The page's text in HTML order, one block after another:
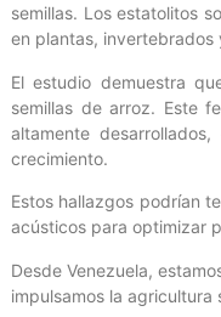
semillas. Los estatolitos
en plantas, invertebrados
El estudio demuestra
semillas de arroz. Este
altamente
crecimiento.
Estos hallazgos podrían
acústicos para optimizar
Desde Venezuela,
impulsamos la